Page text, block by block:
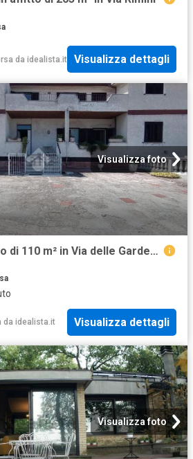
da idealista.it Visualizza dettagli
Visualizza foto
Case e ville in affitto di 110 m² in Via delle Gardenie, 28
da idealista.it Visualizza dettagli
Visualizza foto